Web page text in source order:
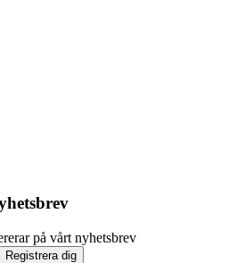
på vårt nyhetsbrev
Registrera dig